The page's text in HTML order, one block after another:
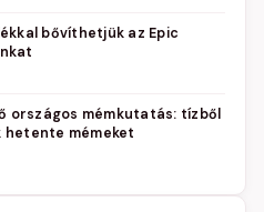
bővíthetjük az Epic
országos mémkutatás: tízből
hetente mémeket